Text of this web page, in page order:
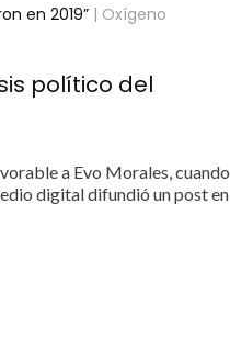
en 2019” | Oxígeno
político del
a Evo Morales, cuando
digital difundió un post en